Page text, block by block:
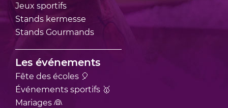
Jeux sportifs
Stands kermesse
Stands Gourmands
Les événements
Fête des écoles 🎈
Événements sportifs 🥇
Mariages 👰